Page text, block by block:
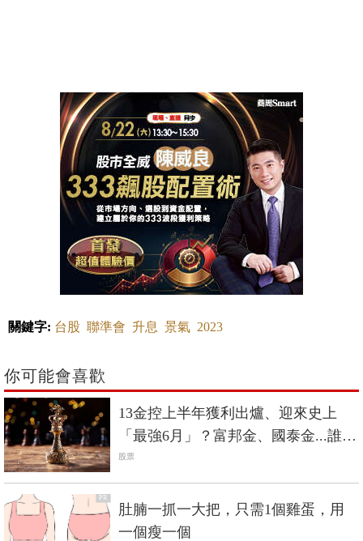
關鍵字: 台股 聯準會 升息 景氣 2023
你可能會喜歡
13金控上半年獲利出爐、迎來史上
「最強6月」？富邦金、國泰金...誰最
會賺？
股票
PR
肚腩一抓一大把，只需1個雞蛋，用
一個瘦一個